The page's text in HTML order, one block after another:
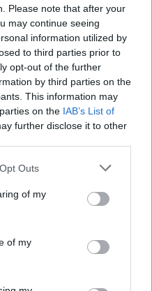
Please note that after your
may continue seeing
information utilized by
to third parties prior to
opt-out of the further
by third parties on the
This information may
on the IAB’s List of
further disclose it to other
Outs
of my
of my
con la ponencia
reconocido con
2023 por su
Marinas
quien ha detallado
del ecosistema en
donde en la
efectiva hizo posible
de peces, sino
ha ayudado
las que hay
Kizilikaya.